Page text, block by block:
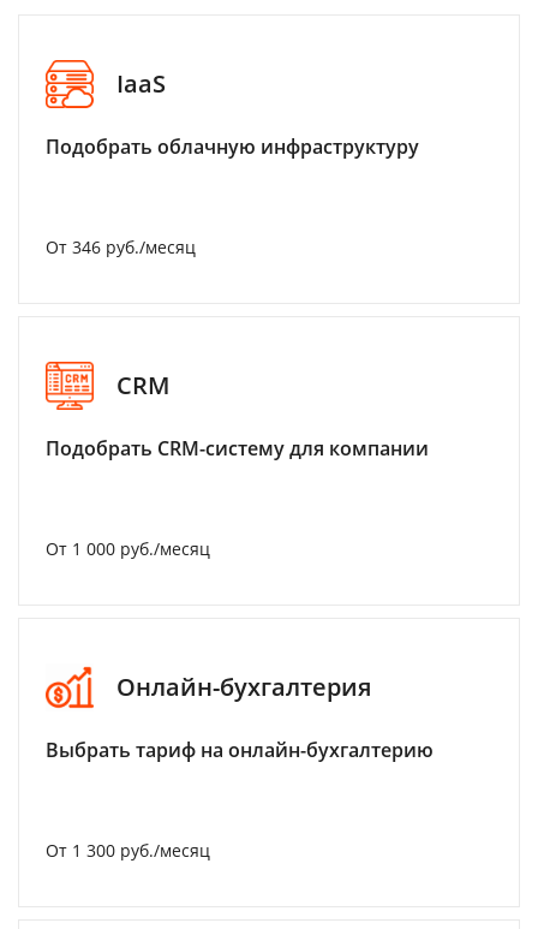
IaaS
Подобрать облачную инфраструктуру
От 346 руб./месяц
CRM
Подобрать CRM-систему для компании
От 1 000 руб./месяц
Онлайн-бухгалтерия
Выбрать тариф на онлайн-бухгалтерию
От 1 300 руб./месяц